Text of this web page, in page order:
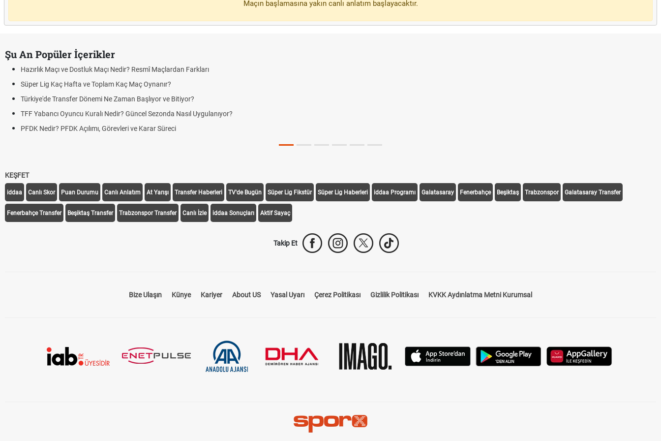
Maçın başlamasına yakın canlı anlatım başlayacaktır.
Şu An Popüler İçerikler
Hazırlık Maçı ve Dostluk Maçı Nedir? Resmî Maçlardan Farkları
Süper Lig Kaç Hafta ve Toplam Kaç Maç Oynanır?
Türkiye'de Transfer Dönemi Ne Zaman Başlıyor ve Bitiyor?
TFF Yabancı Oyuncu Kuralı Nedir? Güncel Sezonda Nasıl Uygulanıyor?
PFDK Nedir? PFDK Açılımı, Görevleri ve Karar Süreci
KEŞFET
iddaa Canlı Skor Puan Durumu Canlı Anlatım At Yarışı Transfer Haberleri TV'de Bugün Süper Lig Fikstür Süper Lig Haberleri iddaa Programı Galatasaray Fenerbahçe Beşiktaş Trabzonspor Galatasaray Transfer
Fenerbahçe Transfer Beşiktaş Transfer Trabzonspor Transfer Canlı İzle iddaa Sonuçları Aktif Sayaç
Takip Et
Bize Ulaşın Künye Kariyer About US Yasal Uyarı Çerez Politikası Gizlilik Politikası KVKK Aydınlatma Metni Kurumsal